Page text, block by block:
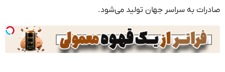
صادرات به سراسر جهان تولید می‌شود.